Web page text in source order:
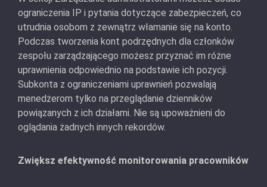
ograniczenia IP i pytania dotyczące zabezpieczeń, co
utrudnia osobom z zewnątrz włamanie się na konto.
Podczas tworzenia kont podrzędnych dla członków
zespołu zarządzającego możesz przyznać im różne
uprawnienia odpowiednio na podstawie ich pozycji.
Subkonta z ograniczeniami uprawnień pozwalają
menedżerom tylko na przeglądanie dzienników
powiązanych z ich działami. Nie są upoważnieni do
oglądania żadnych innych rekordów.
Zwiększ efektywność monitorowania pracowników